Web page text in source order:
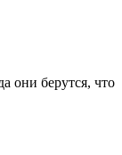
они берутся, что